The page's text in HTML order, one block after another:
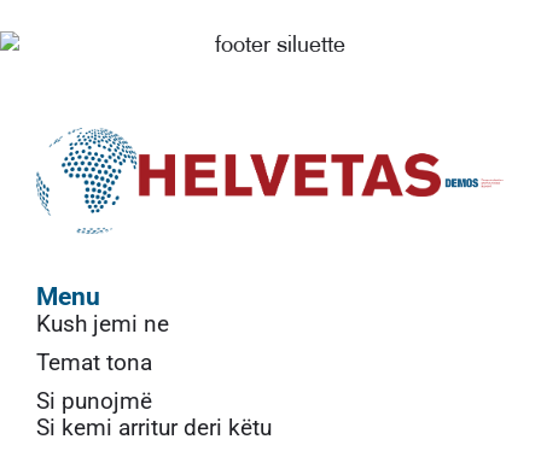
Menu
Kush jemi ne
Temat tona
Si punojmë
Si kemi arritur deri këtu